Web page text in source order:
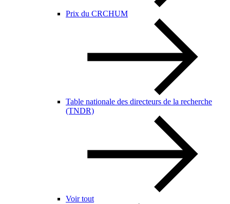
Prix du CRCHUM
Table nationale des directeurs de la recherche
(TNDR)
Voir tout